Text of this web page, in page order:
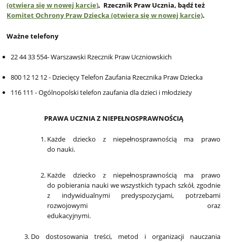
(otwiera się w nowej karcie), Rzecznik Praw Ucznia, bądź też
Komitet Ochrony Praw Dziecka (otwiera się w nowej karcie).
Ważne telefony
22 44 33 554- Warszawski Rzecznik Praw Uczniowskich
800 12 12 12 - Dziecięcy Telefon Zaufania Rzecznika Praw Dziecka
116 111 - Ogólnopolski telefon zaufania dla dzieci i młodzieży
PRAWA UCZNIA Z NIEPEŁNOSPRAWNOŚCIĄ
Każde dziecko z niepełnosprawnością ma prawo
do nauki.
Każde dziecko z niepełnosprawnością ma prawo
do pobierania nauki we wszystkich typach szkół, zgodnie
z indywidualnymi predyspozycjami, potrzebami
rozwojowymi oraz
Do dostosowania treści, metod i organizacji nauczania